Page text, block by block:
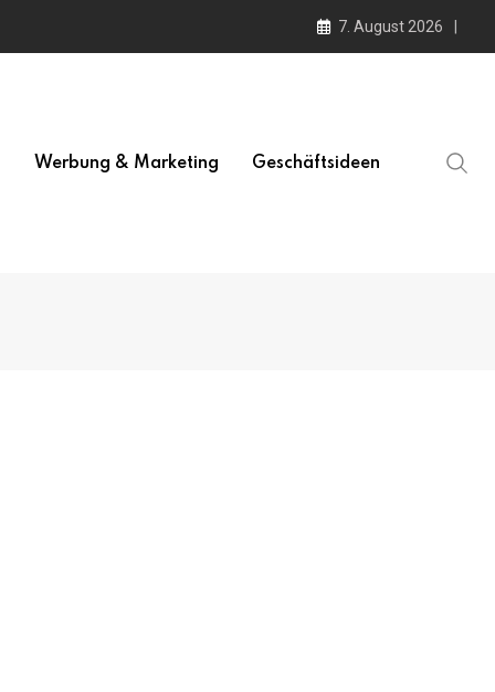
7. August 2026
Werbung & Marketing Geschäftsideen